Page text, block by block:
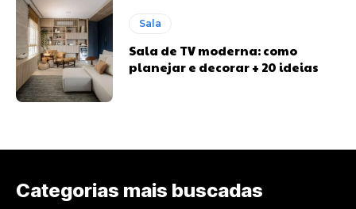
Sala
Sala de TV moderna: como
planejar e decorar + 20 ideias
Categorias mais buscadas